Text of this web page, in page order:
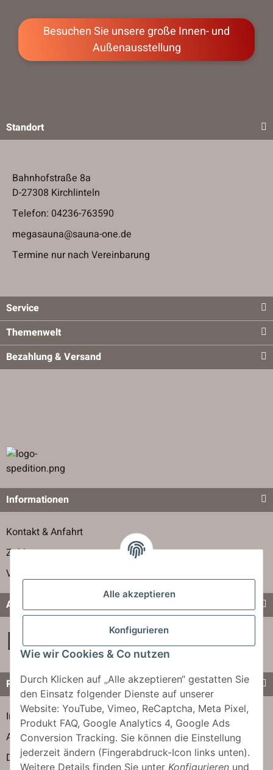
Alle akzeptieren
Konfigurieren
Wie wir Cookies & Co nutzen
Durch Klicken auf „Alle akzeptieren“ gestatten Sie
den Einsatz folgender Dienste auf unserer
Website: YouTube, Vimeo, ReCaptcha, Meta Pixel,
Produkt FAQ, Google Analytics 4, Google Ads
Conversion Tracking. Sie können die Einstellung
jederzeit ändern (Fingerabdruck-Icon links unten).
Weitere Details finden Sie unter Konfigurieren und
Besuchen Sie unsere große Innen- und
Außenausstellung
Besuchen Sie unsere große Innen- und
Außenausstellung
Standort
Bahnhofstraße 8a
D-27308 Kirchlinteln
Telefon: 04236-763590
megasauna@sauna-one.de
Termine nur nach Vereinbarung
Service
Themenwelt
Bezahlung & Versand
Informationen
Kontakt & Anfahrt
Zahlung
Versand
Auch zu finden unter
Rechtliches
Impressum
AGB
Datenschutzerklärung